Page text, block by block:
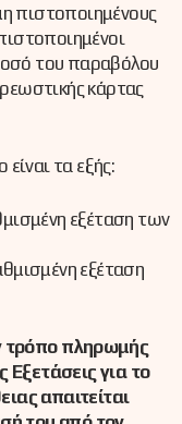
πιστοποιημένους
του παραβόλου
κάρτας
τα εξής:
εξέταση των
εξέταση
τρόπο πληρωμής
Εξετάσεις για το
απαιτείται